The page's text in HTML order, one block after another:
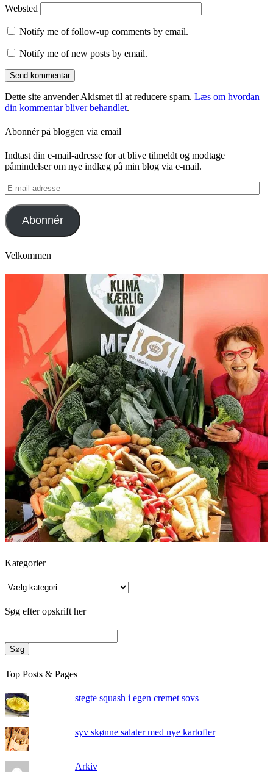
Websted
Notify me of follow-up comments by email.
Notify me of new posts by email.
Dette site anvender Akismet til at reducere spam. Læs om hvordan
din kommentar bliver behandlet.
Abonnér på bloggen via email
Indtast din e-mail-adresse for at blive tilmeldt og modtage
påmindelser om nye indlæg på min blog via e-mail.
E-
mail
adresse
Abonnér
Velkommen
Kategorier
Kategorier
Søg efter opskrift her
Søg
Top Posts & Pages
stegte squash i egen cremet sovs
syv skønne salater med nye kartofler
Arkiv